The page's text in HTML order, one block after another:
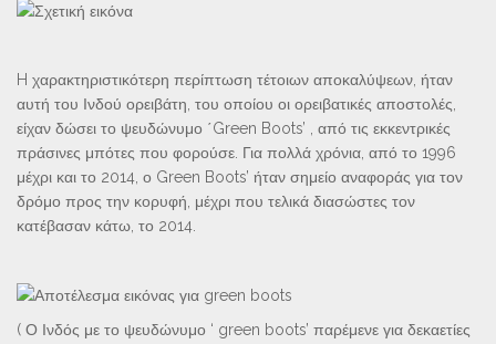
H χαρακτηριστικότερη περίπτωση τέτοιων αποκαλύψεων, ήταν
αυτή του Ινδού ορειβάτη, του οποίου οι ορειβατικές αποστολές,
είχαν δώσει το ψευδώνυμο ΄Green Boots’ , από τις εκκεντρικές
πράσινες μπότες που φορούσε. Για πολλά χρόνια, από το 1996
μέχρι και το 2014, ο Green Boots’ ήταν σημείο αναφοράς για τον
δρόμο προς την κορυφή, μέχρι που τελικά διασώστες τον
κατέβασαν κάτω, το 2014.
( Ο Ινδός με το ψευδώνυμο ‘ green boots’ παρέμενε για δεκαετίες